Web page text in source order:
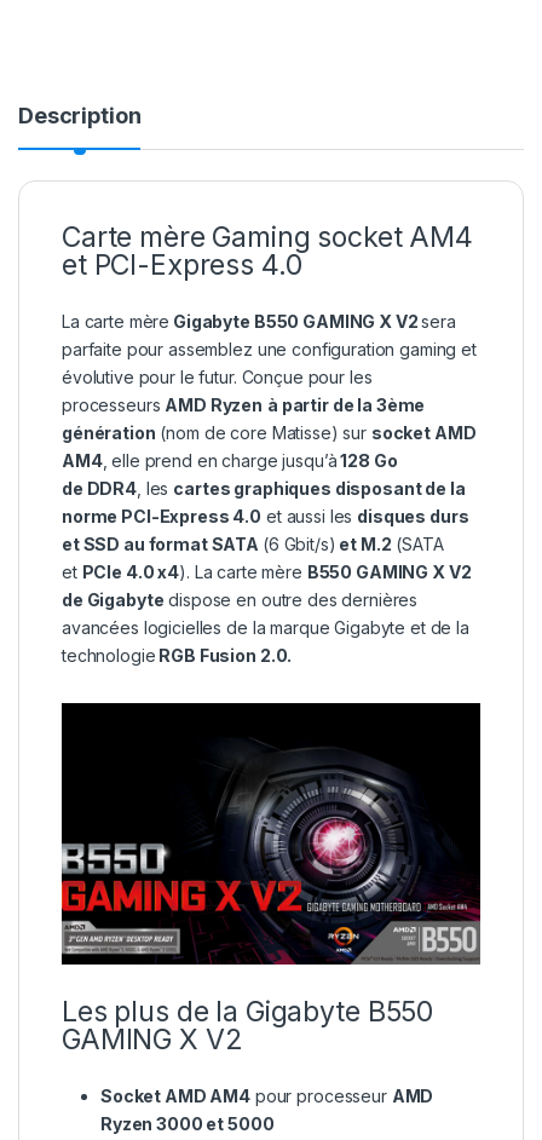
Description
Carte mère Gaming socket AM4
et PCI-Express 4.0
La carte mère Gigabyte B550 GAMING X V2sera
parfaite pour assemblez une configuration gaming et
évolutive pour le futur. Conçue pour les
processeurs AMD Ryzen à partir de la 3ème
génération (nom de core Matisse) sur socket AMD
AM4, elle prend en charge jusqu’à128 Go
de DDR4 , les cartes graphiques disposant de la
norme PCI-Express 4.0 et aussi les disques durs
et SSD au format SATA (6 Gbit/s) et M.2 (SATA
et PCIe 4.0 x4). La carte mère B550 GAMING X V2
de Gigabyte dispose en outre des dernières
avancées logicielles de la marque Gigabyte et de la
technologie RGB Fusion 2.0.
Les plus de la Gigabyte B550
GAMING X V2
Socket AMD AM4 pour processeur AMD
Ryzen 3000 et 5000